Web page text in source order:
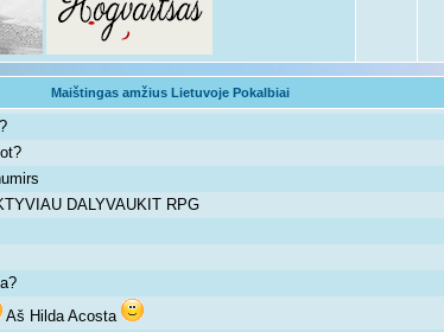
Maištingas amžius Lietuvoje Pokalbiai
DALYVAUKIT RPG
Aš Hilda Acosta